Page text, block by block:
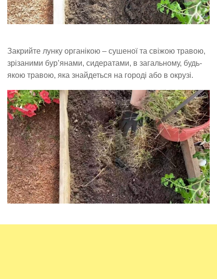
Закрийте лунку органікою – сушеної та свіжою травою,
зрізаними бур’янами, сидератами, в загальному, будь-
якою травою, яка знайдеться на городі або в окрузі.